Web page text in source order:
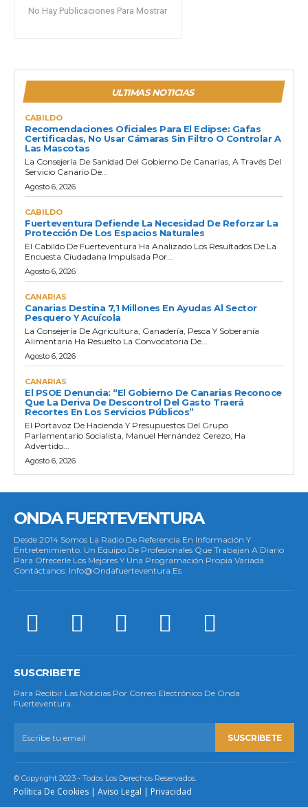
No Hay Publicaciones Para Mostrar
ULTIMAS NOTICIAS
CABILDO
Recomendaciones Oficiales Para El Eclipse: Gafas
Certificadas, No Usar Cámaras Sin Filtro O Controlar A
Las Mascotas
La Consejería De Sanidad Del Gobierno De Canarias, A Través Del
Servicio Canario De...
Agosto 6, 2026
CABILDO
Fuerteventura Defiende La Necesidad De Reforzar La
Protección De Los Espacios Naturales
El Cabildo De Fuerteventura Ha Analizado Los Resultados De La
Encuesta Ciudadana Impulsada Por...
Agosto 6, 2026
CANARIAS
Canarias Destina 7,1 Millones En Ayudas Al Sector
Pesquero Y Acuícola
La Consejería De Agricultura, Ganadería, Pesca Y Soberanía
Alimentaria Ha Resuelto La Convocatoria De...
Agosto 6, 2026
CANARIAS
El PSOE Denuncia: “El Gobierno De Canarias Reconoce
Que La Deriva De Descontrol Del Gasto Traerá
Recortes En Los Servicios Públicos”
El Portavoz De Hacienda Y Presupuestos Del Grupo
Parlamentario Socialista, Manuel Hernández Cerezo, Ha
Advertido...
Agosto 6, 2026
ONDA FUERTEVENTURA
Desde 2014 Somos La Radio De Referencia En Información Y
Entretenimiento. Un Equipo De Profesionales Que Trabajan A Diario
Para Ofrecerle Los Mejores Y Una Programación Propia Variada.
Contáctanos: Info@ondafuerteventura.es
SUSCRIBETE
Para Recibir Las Noticias Por Correo Electrónico De Onda
Fuerteventura.
SUSCRIBETE
© Copyright 2023 - Todos Los Derechos Reservados.
Política De Cookies | Aviso Legal | Privacidad